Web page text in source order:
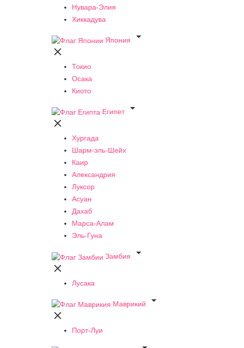
Нувара-Элия
Хиккадува
Япония


Токио
Осака
Киото
Египет


Хургада
Шарм-эль-Шейх
Каир
Александрия
Луксор
Асуан
Дахаб
Марса-Алам
Эль-Гуна
Замбия


Лусака
Маврикий


Порт-Луи